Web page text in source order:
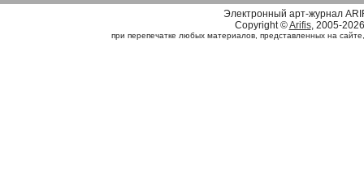
Электронный арт-журнал
Copyright ©Arifis, 2005-2026
при перепечатке любых материалов, представленных на